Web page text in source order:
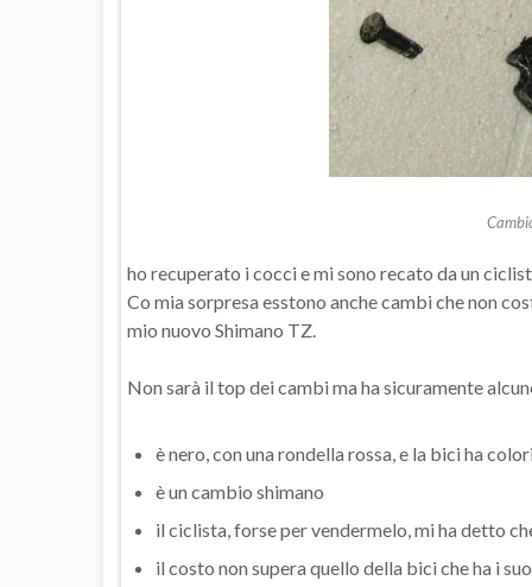
ho recuperato i cocci e mi sono recato da un
Co mia sorpresa esstono anche cambi che non
mio nuovo Shimano TZ.
Non sarà il top dei cambi ma ha sicuramente
è nero, con una rondella rossa, e la bici ha
è un cambio shimano
il ciclista, forse per vendermelo, mi ha detto
il costo non supera quello della bici che ha i